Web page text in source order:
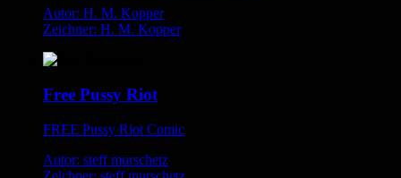
Autor: H. M. Kopper
Zeichner: H. M. Kopper
Free Pussy Riot
FREE Pussy Riot Comic
Autor: steff murschetz